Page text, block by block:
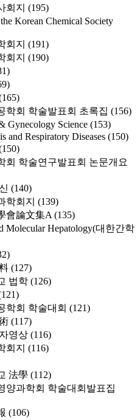
회지 (195)
Korean Chemical Society
회지 (191)
회지 (190)
학회 학술발표회 초록집 (156)
Gynecology Science (153)
and Respiratory Diseases (150)
회 학술연구발표회 논문개요
(140)
학회지 (139)
會論文集A (135)
Molecular Hepatology(대한간학
(127)
법학 (126)
학회 학술대회 (121)
(117)
영상 (116)
회지 (116)
法學 (112)
양과학회 학술대회발표집
(106)